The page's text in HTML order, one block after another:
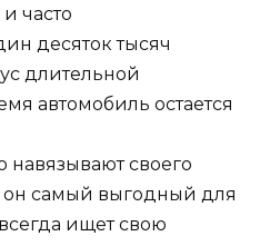
часто
десяток тысяч
длительной
автомобиль остается
навязывают своего
он самый выгодный для
ищет свою